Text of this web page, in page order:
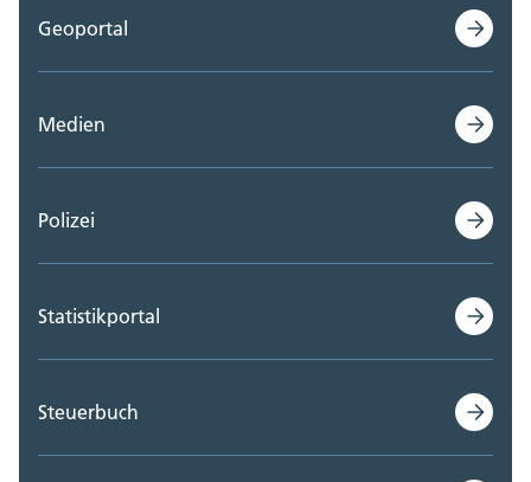
Geoportal
Medien
Polizei
Statistikportal
Steuerbuch